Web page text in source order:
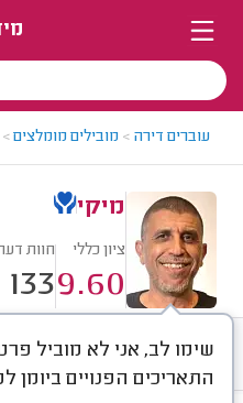
עוברים דירה > מובילים מומלצים>
מיקי
ציון כללי
9.60
חוות
133
שימו לב, אני לא מוביל
התאריכים הפנויים ביומן
חוות דעת